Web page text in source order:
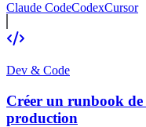
Claude CodeCodexCursor
Dev & Code
Créer un runbook
production